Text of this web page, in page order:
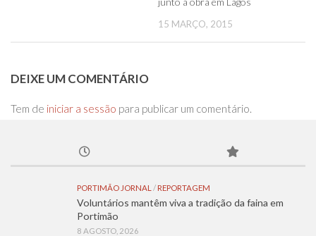
15 MARÇO, 2015
DEIXE UM COMENTÁRIO
Tem de iniciar a sessão para publicar um comentário.
PORTIMÃO JORNAL / REPORTAGEM
Voluntários mantêm viva a tradição da faina em
Portimão
8 AGOSTO, 2026